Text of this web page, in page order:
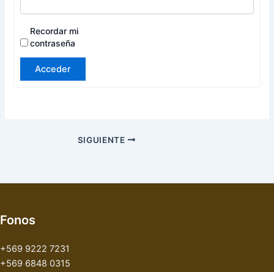
Recordar mi
contraseña
Acceder
SIGUIENTE
Fonos
+569 9222 7231
+569 6848 0315